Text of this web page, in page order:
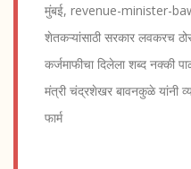
मुंबई, revenue-minister-
शेतकऱ्यांसाठी सरकार लवकरच
कर्जमाफीचा दिलेला शब्द नक्की
मंत्री चंद्रशेखर बावनकुळे यांनी
फार्म